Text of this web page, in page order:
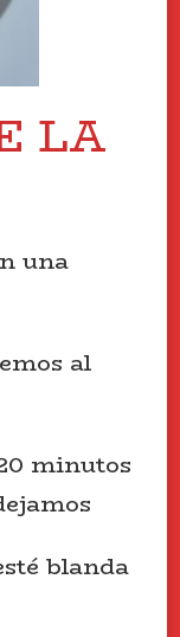
LA
una
al
minutos
blanda